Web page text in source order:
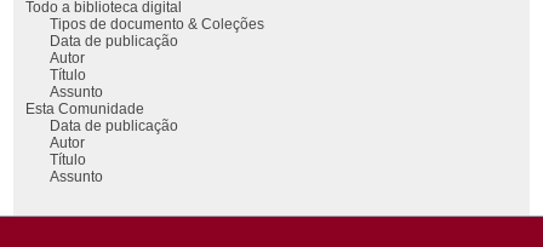
Todo a biblioteca digital
Tipos de documento & Coleções
Data de publicação
Autor
Título
Assunto
Esta Comunidade
Data de publicação
Autor
Título
Assunto